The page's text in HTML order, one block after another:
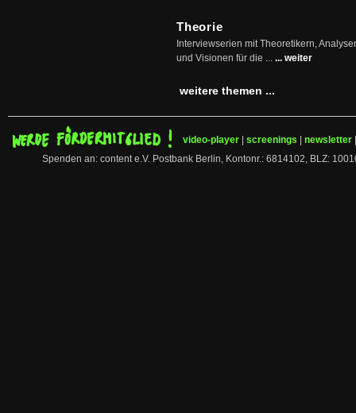
Theorie
Interviewserien mit Theoretikern,
und Visionen für die ... ... weiter
weitere themen ...
video-player screenings newsletter
Spenden an: content e.V. Postbank Berlin, Kontonr.: 6814102, BLZ: